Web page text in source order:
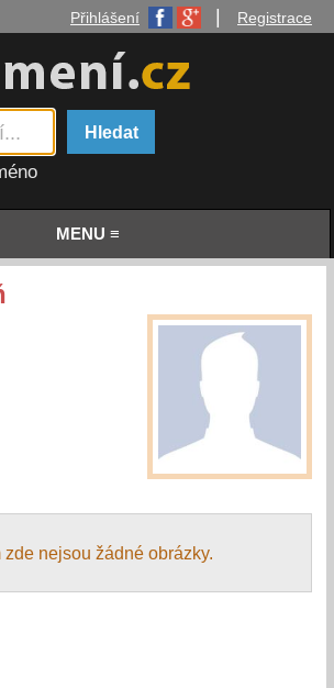
Přihlášení Registrace
MENU ≡
zde nejsou žádné obrázky.